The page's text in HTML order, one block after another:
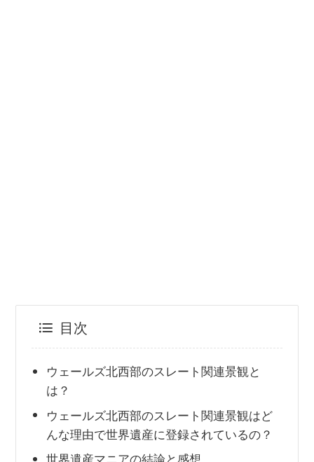
目次
ウェールズ北西部のスレート関連景観と
は？
ウェールズ北西部のスレート関連景観はど
んな理由で世界遺産に登録されているの？